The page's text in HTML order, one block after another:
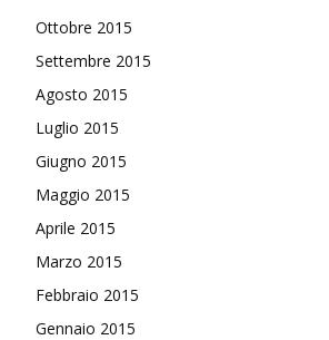
Ottobre 2015
Settembre 2015
Agosto 2015
Luglio 2015
Giugno 2015
Maggio 2015
Aprile 2015
Marzo 2015
Febbraio 2015
Gennaio 2015